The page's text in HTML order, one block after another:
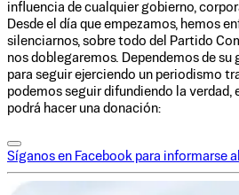
influencia de cualquier gobierno,
Desde el día que empezamos, hemos
silenciarnos, sobre todo del Partido
nos doblegaremos. Dependemos de
para seguir ejerciendo un periodismo
podemos seguir difundiendo la
podrá hacer una donación:
Síganos en Facebook para informarse